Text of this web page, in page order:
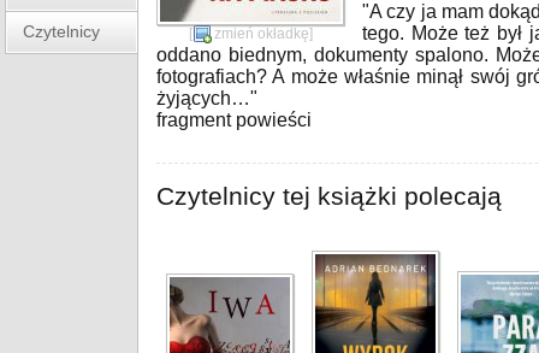
Czytelnicy [ zmień okładkę]
"A czy ja mam
tego. Może też był
oddano biednym, dokumenty spalono.
fotografiach? A może właśnie minął swój
żyjących…"
fragment powieści
Czytelnicy tej książki polecają